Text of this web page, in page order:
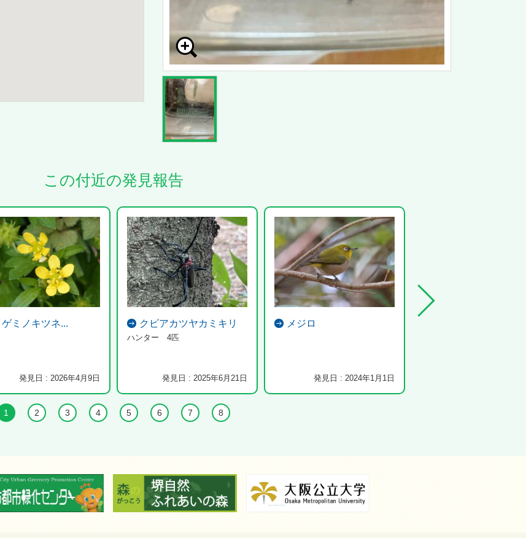
この付近の発見報告
ゲミノキツネ...
発見日 : 2026年4月9日
クビアカツヤカミキリ
ハンター 4匹
発見日 : 2025年6月21日
メジロ
発見日 : 2024年1月1日
1 2 3 4 5 6 7 8